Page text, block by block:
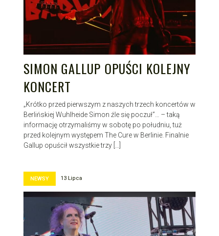
SIMON GALLUP OPUŚCI KOLEJNY
KONCERT
„Krótko przed pierwszym z naszych trzech koncertów w
Berlińskiej Wuhlheide Simon źle się poczuł”… – taką
informację otrzymaliśmy w sobotę po południu, tuż
przed kolejnym występem The Cure w Berlinie. Finalnie
Gallup opuścił wszystkie trzy […]
NEWSY 13 Lipca